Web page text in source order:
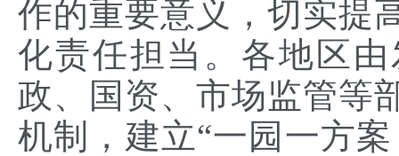
作的重要意义，切实提
化责任担当。各地区
政、国资、市场监管等
机制，建立“一园一方